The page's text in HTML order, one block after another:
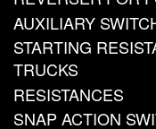
AUXILIARY
STARTING
TRUCKS
RESISTANCES
SNAP ACTION